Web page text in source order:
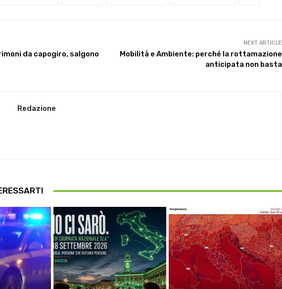
da capogiro, salgono
NEXT ARTICLE
Mobilità e Ambiente: perché la rottamazione
anticipata non basta
Redazione